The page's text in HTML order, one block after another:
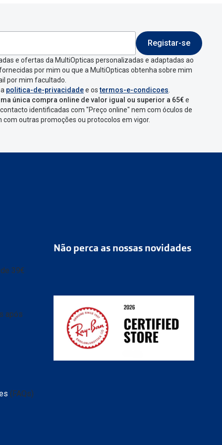
aparecer e
num ponto
com
de
Registar-se
e ofertas da MultiOpticas personalizadas e adaptadas ao
por mim ou que a MultiOpticas obtenha sobre mim
por mim facultado.
politica-de-privacidadee ostermos-e-condicoes
única compra online de valor igual ou superior a 65€e
identificadas com "Preço online" nem com óculos de
outras promoções ou protocolos em vigor.
39€
após
(FAQs)
Não perca as nossas novidades